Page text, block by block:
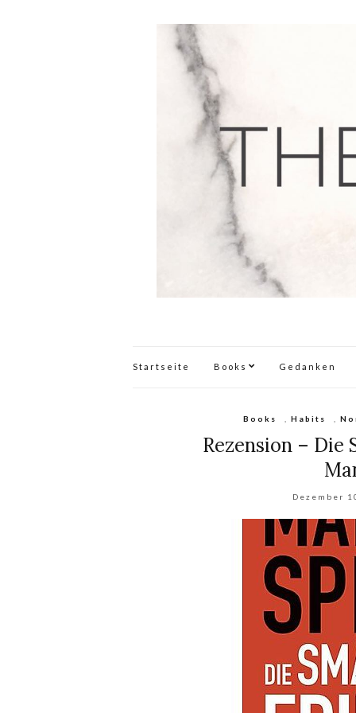
Startseite Books Gedanken
Books Habits
Rezension –
Dezember